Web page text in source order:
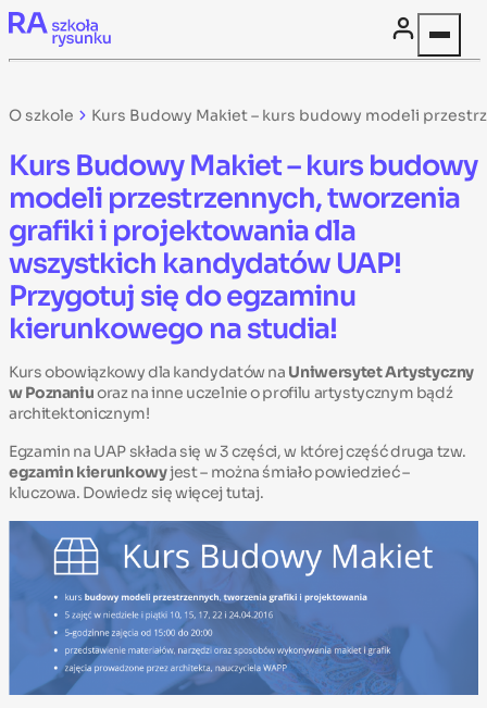
Skip to content
O szkole Kurs Budowy Makiet – kurs budowy modeli
Kurs Budowy Makiet – kurs budowy
modeli przestrzennych, tworzenia
grafiki i projektowania dla
wszystkich kandydatów UAP!
Przygotuj się do egzaminu
kierunkowego na studia!
Kurs obowiązkowy dla kandydatów na Uniwersytet Artystyczny
w Poznaniuoraz na inne uczelnie o profilu artystycznym bądź
architektonicznym!
Egzamin na UAP składa się w 3 części, w której część druga tzw.
egzamin kierunkowyjest – można śmiało powiedzieć –
kluczowa. Dowiedz się więcejtutaj.